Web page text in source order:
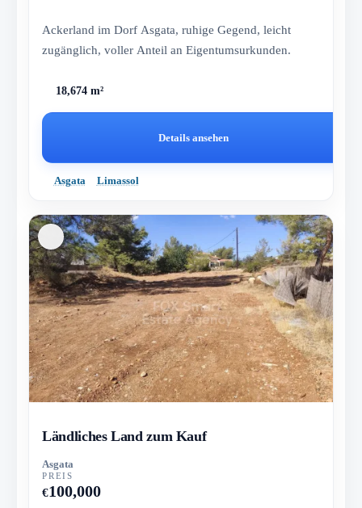
Ackerland im Dorf Asgata, ruhige Gegend, leicht
zugänglich, voller Anteil an Eigentumsurkunden.
18,674 m²
Details ansehen
Asgata Limassol
Ländliches Land zum Kauf
Asgata
PREIS
€100,000